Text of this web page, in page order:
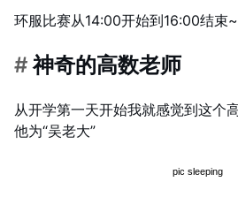
环服比赛从14:00开始到16:00结束~
#神奇的高数老师
从开学第一天开始我就感觉到这个
他为“吴老大”